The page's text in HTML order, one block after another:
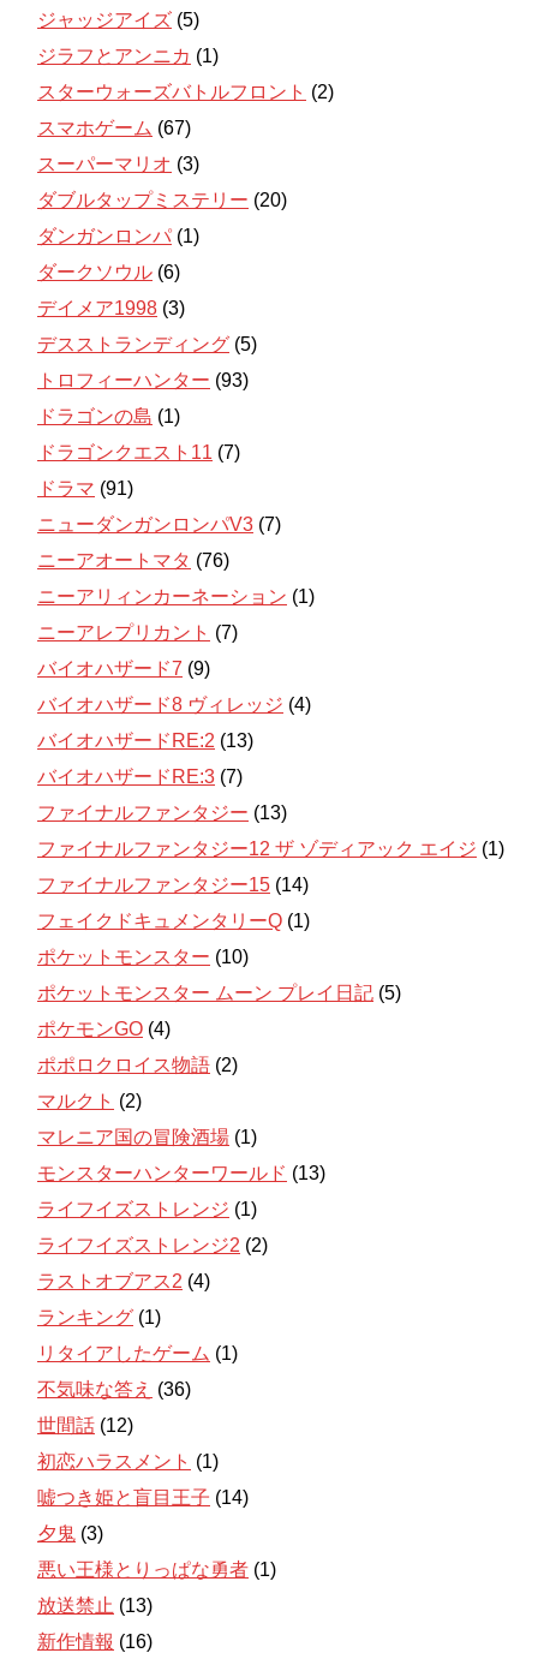
ジャッジアイズ (5)
ジラフとアンニカ (1)
スターウォーズバトルフロント (2)
スマホゲーム (67)
スーパーマリオ (3)
ダブルタップミステリー (20)
ダンガンロンパ (1)
ダークソウル (6)
デイメア1998 (3)
デスストランディング (5)
トロフィーハンター (93)
ドラゴンの島 (1)
ドラゴンクエスト11 (7)
ドラマ (91)
ニューダンガンロンパV3 (7)
ニーアオートマタ (76)
ニーアリィンカーネーション (1)
ニーアレプリカント (7)
バイオハザード7 (9)
バイオハザード8 ヴィレッジ (4)
バイオハザードRE:2 (13)
バイオハザードRE:3 (7)
ファイナルファンタジー (13)
ファイナルファンタジー12 ザ ゾディアック エイジ (1)
ファイナルファンタジー15 (14)
フェイクドキュメンタリーQ (1)
ポケットモンスター (10)
ポケットモンスター ムーン プレイ日記 (5)
ポケモンGO (4)
ポポロクロイス物語 (2)
マルクト (2)
マレニア国の冒険酒場 (1)
モンスターハンターワールド (13)
ライフイズストレンジ (1)
ライフイズストレンジ2 (2)
ラストオブアス2 (4)
ランキング (1)
リタイアしたゲーム (1)
不気味な答え (36)
世間話 (12)
初恋ハラスメント (1)
嘘つき姫と盲目王子 (14)
夕鬼 (3)
悪い王様とりっぱな勇者 (1)
放送禁止 (13)
新作情報 (16)